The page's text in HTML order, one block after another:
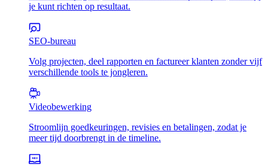
je kunt richten op resultaat.
SEO-bureau
Volg projecten, deel rapporten en factureer klanten zonder vijf
verschillende tools te jongleren.
Videobewerking
Stroomlijn goedkeuringen, revisies en betalingen, zodat je
meer tijd doorbrengt in de timeline.